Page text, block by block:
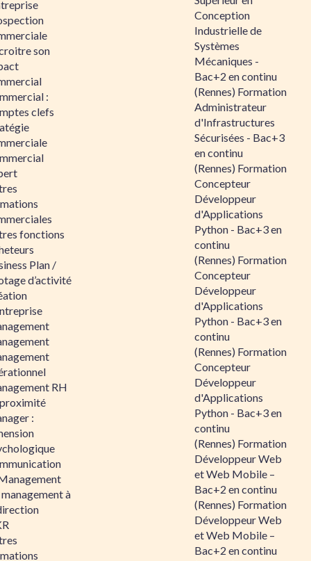
son
:
clefs
fonctions
Plan /
d’activité
RH
:
à
Conception
Industrielle de
Systèmes
Mécaniques -
Bac+2 en continu
(Rennes) Formation
Administrateur
d'Infrastructures
Sécurisées - Bac+3
en continu
(Rennes) Formation
Concepteur
Développeur
d'Applications
Python - Bac+3 en
continu
(Rennes) Formation
Concepteur
Développeur
d'Applications
Python - Bac+3 en
continu
(Rennes) Formation
Concepteur
Développeur
d'Applications
Python - Bac+3 en
continu
(Rennes) Formation
Développeur Web
et Web Mobile –
Bac+2 en continu
(Rennes) Formation
Développeur Web
et Web Mobile –
Bac+2 en continu